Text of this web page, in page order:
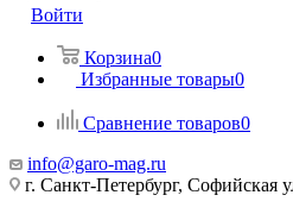
Войти
Корзина0
Избранные товары0
Сравнение товаров0
info@garo-mag.ru
г. Санкт-Петербург, Софийская